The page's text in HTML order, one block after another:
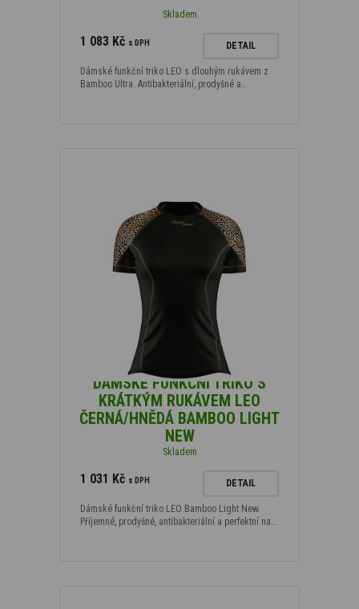
Skladem
1 083 Kč s DPH DETAIL
Dámské funkční triko LEO s dlouhým rukávem z
Bamboo Ultra. Antibakteriální, prodyšné a…
DÁMSKÉ FUNKČNÍ TRIKO S
KRÁTKÝM RUKÁVEM LEO
ČERNÁ/HNĚDÁ BAMBOO LIGHT
NEW
Skladem
1 031 Kč s DPH DETAIL
Dámské funkční triko LEO Bamboo Light New.
Příjemné, prodyšné, antibakteriální a perfektní na…